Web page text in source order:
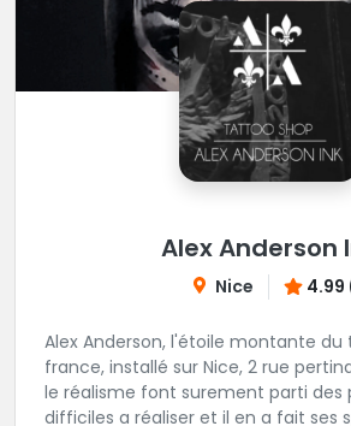
Alex Anderson
Nice 4.99
Alex Anderson, l'étoile montante
france, installé sur Nice, 2 rue pertinax. Le portrait et
le réalisme font surement parti des
difficiles a réaliser et il en a fait ses